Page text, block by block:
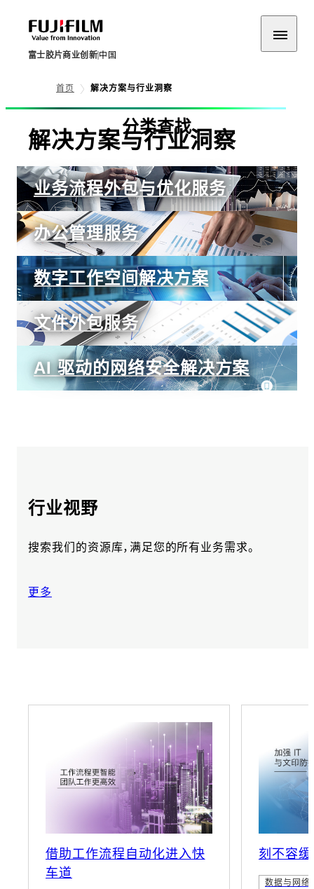
富士胶片商业创新 中国
首页 解决方案与行业洞察
解决方案与行业洞察
分类查找
业务流程外包与优化服务
办公管理服务
数字工作空间解决方案
文件外包服务
AI 驱动的网络安全解决方案
行业视野
搜索我们的资源库，满足您的所有业务需求。
更多
借助工作流程自动化进入快
车道
刻不容
数据与网络